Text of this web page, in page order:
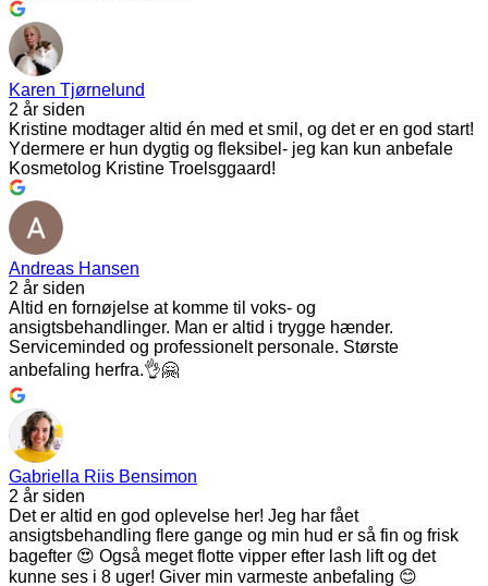
Karen Tjørnelund
2 år siden
Kristine modtager altid én med et smil, og det er en god start!
Ydermere er hun dygtig og fleksibel- jeg kan kun anbefale
Kosmetolog Kristine Troelsggaard!
Andreas Hansen
2 år siden
Altid en fornøjelse at komme til voks- og
ansigtsbehandlinger. Man er altid i trygge hænder.
Serviceminded og professionelt personale. Største
anbefaling herfra.👌🤗
Gabriella Riis Bensimon
2 år siden
Det er altid en god oplevelse her! Jeg har fået
ansigtsbehandling flere gange og min hud er så fin og frisk
bagefter 😍 Også meget flotte vipper efter lash lift og det
kunne ses i 8 uger! Giver min varmeste anbefaling 😊